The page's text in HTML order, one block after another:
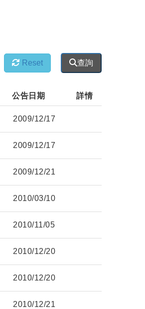
Reset 查詢
公告日期 詳情
2009/12/17
2009/12/17
2009/12/21
2010/03/10
2010/11/05
2010/12/20
2010/12/20
2010/12/21